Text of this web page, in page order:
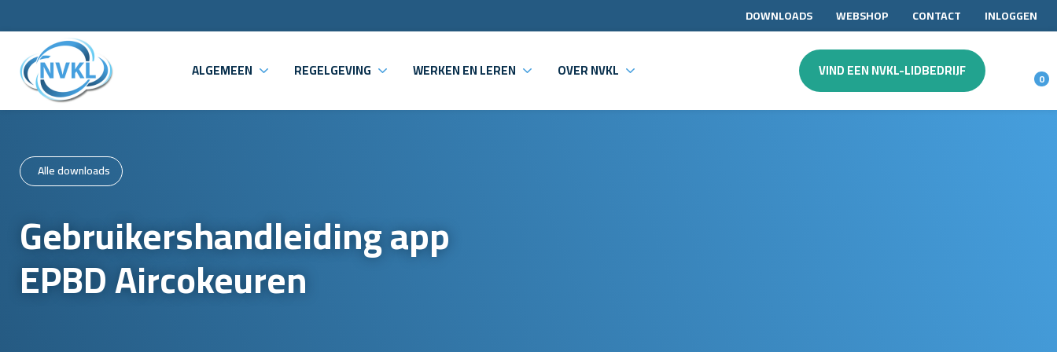
DOWNLOADS WEBSHOP CONTACT INLOGGEN
ALGEMEEN REGELGEVING WERKEN EN LEREN OVER NVKL VIND EEN NVKL-LIDBEDRIJF 0
Alle downloads
Gebruikershandleiding app
EPBD Aircokeuren